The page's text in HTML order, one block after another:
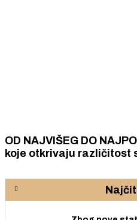
OD NAJVIŠEG DO
koje otkrivaju različitost